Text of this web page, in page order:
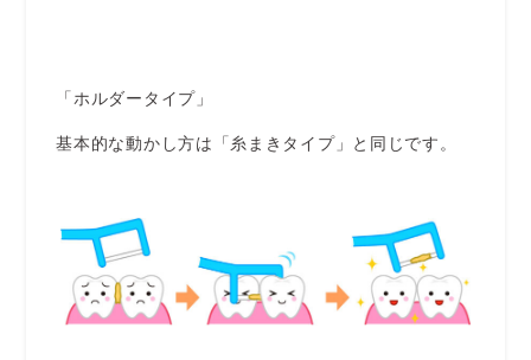
「ホルダータイプ」
基本的な動かし方は「糸まきタイプ」と同じです。